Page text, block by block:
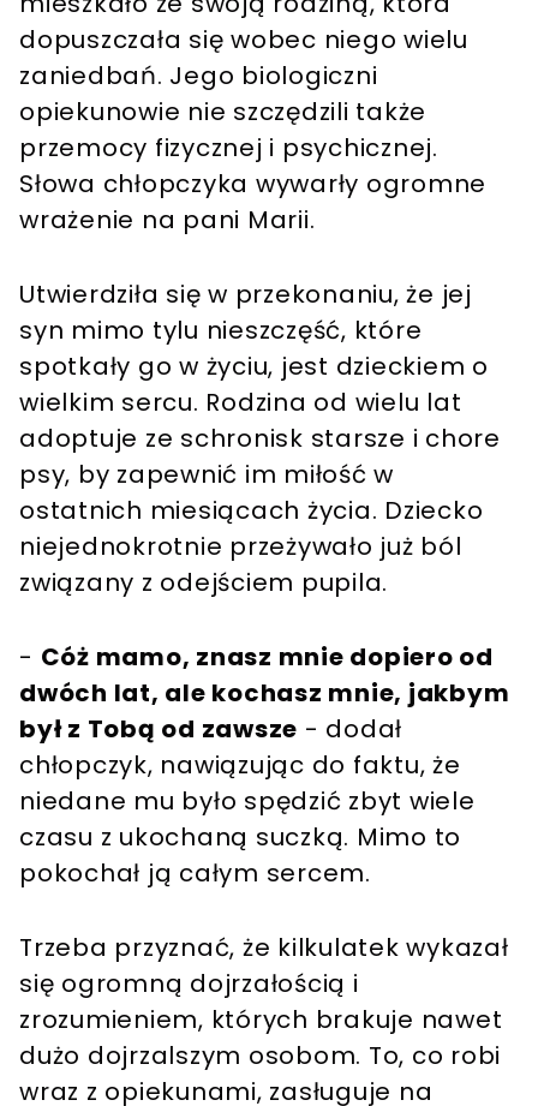
dopuszczała się wobec niego wielu
zaniedbań. Jego biologiczni
opiekunowie nie szczędzili także
przemocy fizycznej i psychicznej.
Słowa chłopczyka wywarły ogromne
wrażenie na pani Marii.
Utwierdziła się w przekonaniu, że jej
syn mimo tylu nieszczęść, które
spotkały go w życiu, jest dzieckiem o
wielkim sercu. Rodzina od wielu lat
adoptuje ze schronisk starsze i chore
psy, by zapewnić im miłość w
ostatnich miesiącach życia. Dziecko
niejednokrotnie przeżywało już ból
związany z odejściem pupila.
- Cóż mamo, znasz mnie dopiero od
dwóch lat, ale kochasz mnie, jakbym
był z Tobą od zawsze - dodał
chłopczyk, nawiązując do faktu, że
niedane mu było spędzić zbyt wiele
czasu z ukochaną suczką. Mimo to
pokochał ją całym sercem.
Trzeba przyznać, że kilkulatek wykazał
się ogromną dojrzałością i
zrozumieniem, których brakuje nawet
dużo dojrzalszym osobom. To, co robi
wraz z opiekunami, zasługuje na